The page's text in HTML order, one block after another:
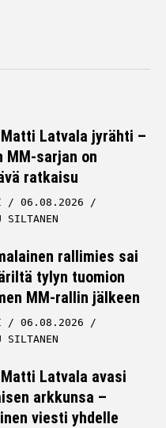
Latvala jyrähti –
MM-sarjan on
ratkaisu
06.08.2026
SILTANEN
rallimies sai
tylyn tuomion
MM-rallin jälkeen
06.08.2026
SILTANEN
Latvala avasi
arkkunsa –
viesti yhdelle